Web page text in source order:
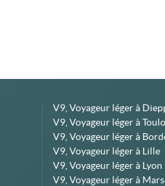
V9, Voyageur léger à
V9, Voyageur léger à
V9, Voyageur léger à
V9, Voyageur léger à Lille
V9, Voyageur léger à Lyon
V9, Voyageur léger à